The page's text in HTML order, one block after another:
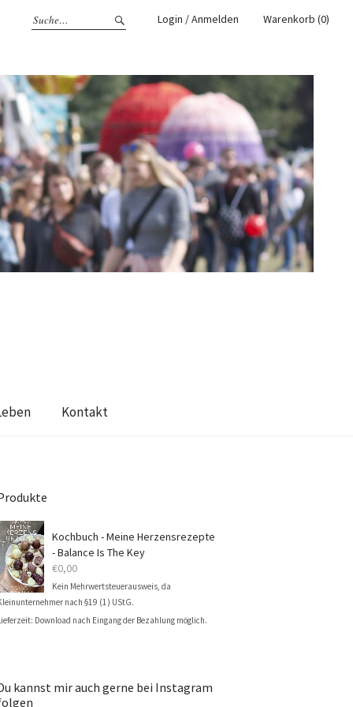
Login / Anmelden Warenkorb (0)
Kontakt
Kochbuch - Meine Herzensrezepte
- Balance Is The Key
€0,00
Kein Mehrwertsteuerausweis, da
nach §19 (1) UStG.
Download nach Eingang der Bezahlung möglich.
kannst mir auch gerne bei Instagram